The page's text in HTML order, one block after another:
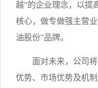
越”的企业理念，以提
核心，做专做强主营
油股份”品牌。
面对未来，公司
优势、市场优势及机